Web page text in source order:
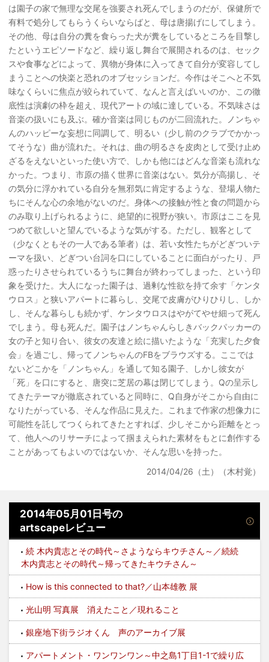
は園子の家で無理な交尾を強要され死んでしまうのだが、保健所で
有料で処分してもらうくらいならばと、母は唐揚げにしてしまう。
その他、母は自分の糞を食らった犬が糞をしているところを目撃し
たというエピソードなど、繰り返し舞台で展開されるのは、セック
スや食事などによって、異物が身体に入ってきて自分が変容してし
まうことへの快楽と恐れのオブセッションだ。今作はそこへと不気
味なくらいに焦点が絞られていて、なんと言えばいいのか、この徹
底性は演劇の枠を超え、現代アートの域に達している。不気味さは
音楽の扱いにも及ぶ。確か音楽は同じものが二回流れた。ノンちゃ
んのハッピーな妄想に同調して、明るい（少し前のクラブでかかっ
てそうな）曲が流れた。それは、曲の明るさを皮肉として受け止め
ざるをえないといった使い方で、しかも他にはどんな音楽も流れな
かった。つまり、市原の描く世界に音楽はない。気分が高揚し、そ
の気分に浮かれている自分を無邪気に肯定するような、登場人物た
ちにそんな心の余地がないのだ。身体への接触が性と食の問題から
のみ取り上げられるように、絶望的に視野が狭い。市原はここを見
つめて欲しいと望んでいるような気がする。ただし、観客として
（少なくともその一人である筆者）は、若い女性たちがどぎついテ
ーマを扱い、どぎつい台詞を口にしていることに面白がったり、戸
惑ったりさせられているうちに舞台が終わってしまった、という印
象を受けた。大人になった園子は、過剰な性欲を持て余す「ケンタ
ウロス」と狭いアパートに暮らし、交尾で皮膚がひりひりし、しか
し、そんな暮らしも続かず、ケンタウロスはやがてやせ細って死ん
でしまう。母も死んだ。園子はノンちゃんらしきバックパッカーの
女の子と知り合い、彼女の友達と絵に描いたような「充実した夕食
会」を過ごし、帰ってノンちゃんのFBをブラウズする。ここでは
ないどこかを「ノンちゃん」を通して知る園子、しかし彼女が
「死」を口にすると、唐突に芝居の幕は閉じてしまう。Qの呈示し
てきたテーマが徹底されていると同時に、Q自身がそこから自由に
なりたがっている、そんな作品に見えた。これまで作家の想像力に
可能性を託してつくられてきたとすれば、少しそこから距離をとっ
て、他人へのリサーチによって掴まえられた素材をもとに創作する
ことがあってもよいのではないか、そんな思いを持った。
2014/04/26（土）（木村覚）
2014年05月01日号の
artscapeレビュー
続 木内貴志とその時代～さようならキウチさん～／続続
木内貴志とその時代～帰ってきたキウチさん～
How is this connected to that?／山本雄教 展
光山明 写真展 消えたこと／現れること
銀座地下街ラジオくん 声のアーカイブ展
アパートメント・ワンワンワン～中之島1丁目1-1で繰り広